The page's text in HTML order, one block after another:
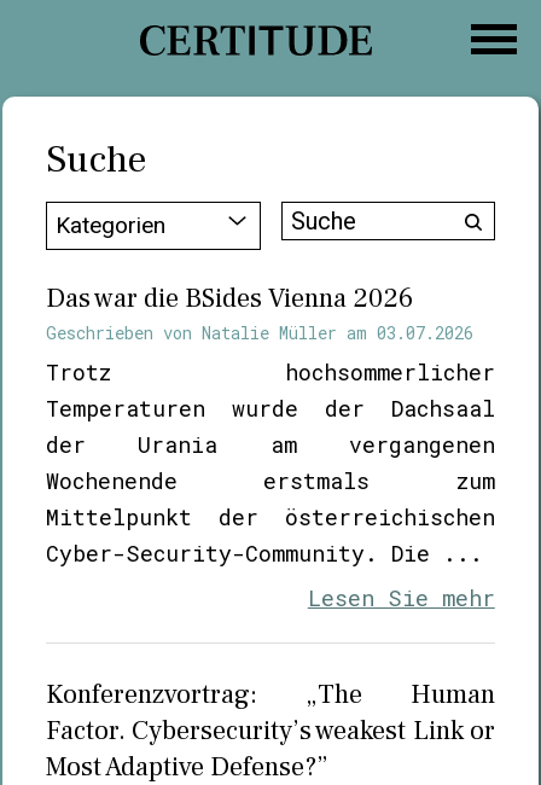
Suche
Kategorien
Suche
Das war die BSides Vienna 2026
Geschrieben vonNatalie Müller am03.07.2026
Trotz hochsommerlicher
Temperaturen wurde der Dachsaal
der Urania am vergangenen
Wochenende erstmals zum
Mittelpunkt der österreichischen
Cyber-Security-Community. Die ...
Lesen Sie mehr
Konferenzvortrag: „The Human
Factor. Cybersecurity’s weakest Link or
Most Adaptive Defense?”